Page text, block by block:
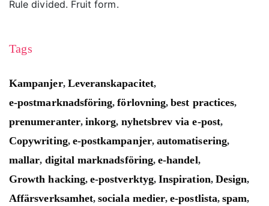
Rule divided. Fruit form.
Tags
Kampanjer, Leveranskapacitet,
e-postmarknadsföring,förlovning,best practices,
prenumeranter, inkorg, nyhetsbrev via e-post,
Copywriting, e-postkampanjer, automatisering,
mallar, digital marknadsföring,e-handel,
Growth hacking,e-postverktyg,Inspiration, Design,
Affärsverksamhet,sociala medier,e-postlista,spam,